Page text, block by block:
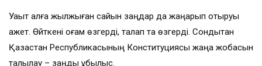
Уақыт алға жылжыған сайын заңдар да жаңарып отыруы
қажет. Өйткені қоғам өзгерді, талап та өзгерді. Сондықтан
Қазақстан Республикасының Конституциясы жаңа жобасын
талқылау – заңды құбылыс.